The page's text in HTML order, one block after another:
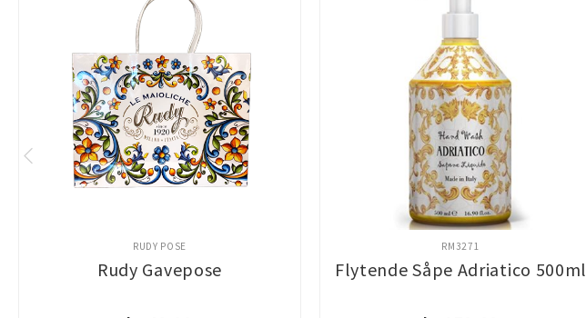
Rudy Gavepose
RUDY POSE
Flytende Såpe Adriatico 500ml
RM3271